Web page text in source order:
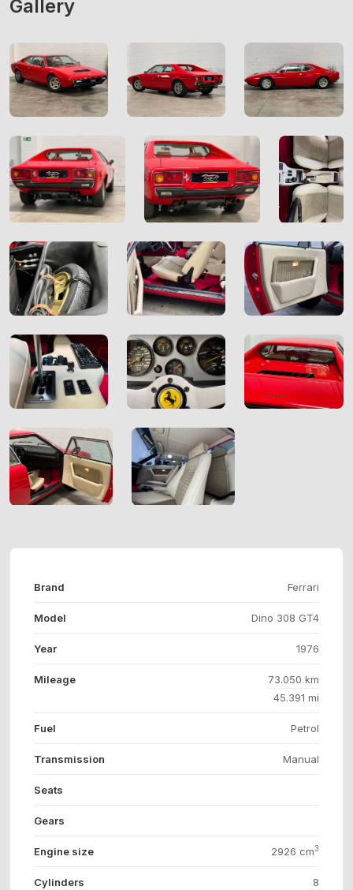
Gallery
Brand Ferrari
Model Dino 308 GT4
Year 1976
Mileage
73.050 km
45.391 mi
Fuel Petrol
Transmission Manual
Seats
Gears
Engine size 2926 cm3
Cylinders 8